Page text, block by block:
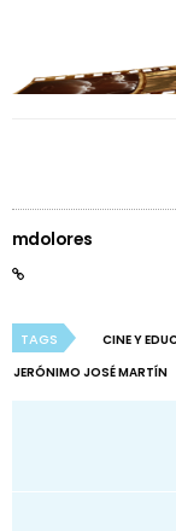
mdolores
TAGS CINE Y
JERÓNIMO JOSÉ MARTÍN